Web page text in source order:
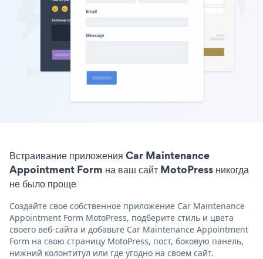
Встраивание приложения Car Maintenance
Appointment Form на ваш сайт MotoPress никогда
не было проще
Создайте свое собственное приложение Car Maintenance
Appointment Form MotoPress, подберите стиль и цвета
своего веб-сайта и добавьте Car Maintenance Appointment
Form на свою страницу MotoPress, пост, боковую панель,
нижний колонтитул или где угодно на своем сайт.